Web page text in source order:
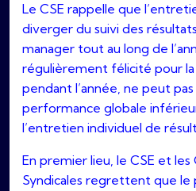
Le CSE rappelle que
diverger du suivi des
manager tout au long de
régulièrement félicité pour
pendant l’année, ne peut
performance globale
l’entretien individuel de
En premier lieu, le CSE et les
Syndicales regrettent que le